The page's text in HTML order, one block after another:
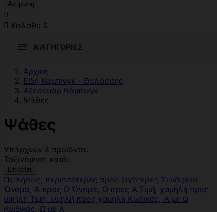
Ακύρωση

 Καλάθι: 0
ΚΑΤΗΓΟΡΊΕΣ
Αρχική
Είδη Καμπινγκ - Θαλάσσης
Αξεσουάρ Κάμπινγκ
Ψάθες
Ψάθες
Υπάρχουν 8 προϊόντα.
Ταξινόμηση κατά:
Επιλέξτε
Πωλήσεις, περισσότερες προς λιγότερες Συνάφεια
Όνομα, Α προς Ω Όνομα, Ω προς Α Τιμή, χαμηλή προς
υψηλή Τιμή, υψηλή προς χαμηλή Κωδικός, Α με Ω
Κωδικός, Ω με Α